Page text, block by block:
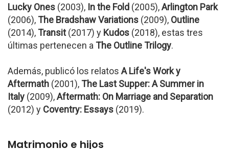
Lucky Ones (2003), In the Fold (2005),Arlington Park
(2006), The BradshawVariations (2009), Outline
(2014), Transit(2017) y Kudos (2018), estas tres
últimas pertenecen a The Outline Trilogy.
Además, publicó los relatos A Life's Work y
Aftermath (2001), The Last Supper: A Summer in
Italy (2009),Aftermath: On Marriage and Separation
(2012) y Coventry: Essays (2019).
Matrimonio e hijos